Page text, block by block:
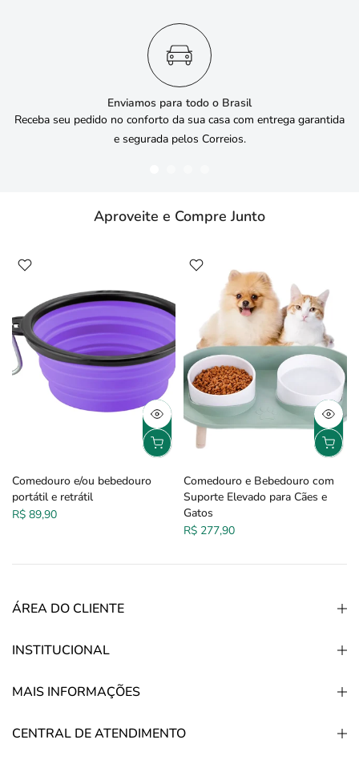
Enviamos para todo o Brasil
Receba seu pedido no conforto da sua casa com entrega garantida
e segurada pelos Correios.
Aproveite e Compre Junto
Comedouro e/ou bebedouro
portátil e retrátil
R$ 89,90
Comedouro e Bebedouro com
Suporte Elevado para Cães e
Gatos
R$ 277,90
ÁREA DO CLIENTE
INSTITUCIONAL
MAIS INFORMAÇÕES
CENTRAL DE ATENDIMENTO